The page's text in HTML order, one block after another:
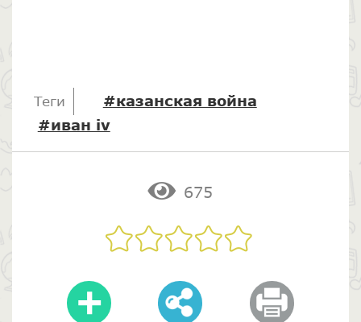
Теги
#казанская война
#иван iv
675